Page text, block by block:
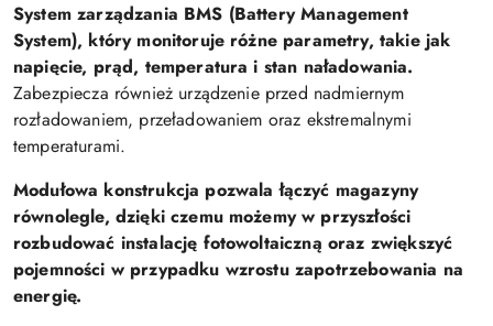
System zarządzania BMS (Battery Management
System), który monitoruje różne parametry, takie jak
napięcie, prąd, temperatura i stan naładowania.
Zabezpiecza również urządzenie przed nadmiernym
rozładowaniem, przeładowaniem oraz ekstremalnymi
temperaturami.
Modułowa konstrukcja pozwala łączyć magazyny
równolegle, dzięki czemu możemy w przyszłości
rozbudować instalację fotowoltaiczną oraz zwiększyć
pojemności w przypadku wzrostu zapotrzebowania na
energię.